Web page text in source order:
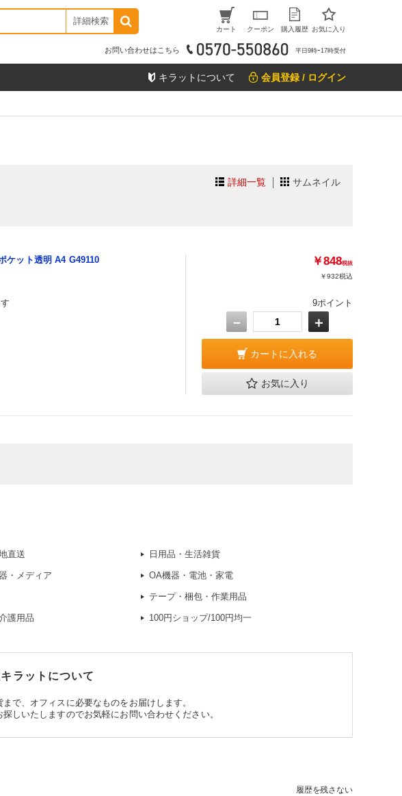
詳細検索
カート クーポン 購入履歴 お気に入り
お問い合わせはこちら 平日9時ｰ17時受付
キラットについて 会員登録 / ログイン
詳細一覧 サムネイル
ケット透明 A4 G49110 ￥848税抜
￥932税込
9ポイント
－ ＋
カートに入れる
お気に入り
直送 日用品・生活雑貨
・メディア OA機器・電池・家電
テープ・梱包・作業用品
護用品 100円ショップ/100円均一
ラットについて
で、オフィスに必要なものをお届けします。
しいたしますのでお気軽にお問い合わせください。
履歴を残さない